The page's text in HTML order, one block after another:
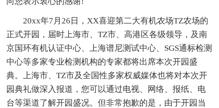
20xx年7月26日，XX喜迎第二大有机农场TZ农场的
正式开园，届时上海市、TZ市、高港区各级领导，及南
京国环有机认证中心、上海谱尼测试中心、SGS通标检测
中心等多家专业检测机构的专家都将出席本次开园盛
典。上海市、TZ市及全国性多家权威媒体也将对本次开
园典礼做深入报道，您可以通过电视、网络、报纸、电
台等渠道了解开园盛况。但非常抱歉的是，由于开园当